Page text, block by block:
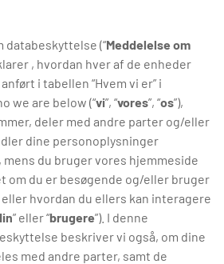
databeskyttelse (“Meddelelse om
, hvordan hver af de enheder
i tabellen “Hvem vi er” i
we are below (“vi”, “vores”, “os”),
deler med andre parter og/eller
dine personoplysninger
mens du bruger vores hjemmeside
om du er besøgende og/eller bruger
hvordan du ellers kan interagere
” eller “brugere”). I denne
beskriver vi også, om dine
med andre parter, samt de